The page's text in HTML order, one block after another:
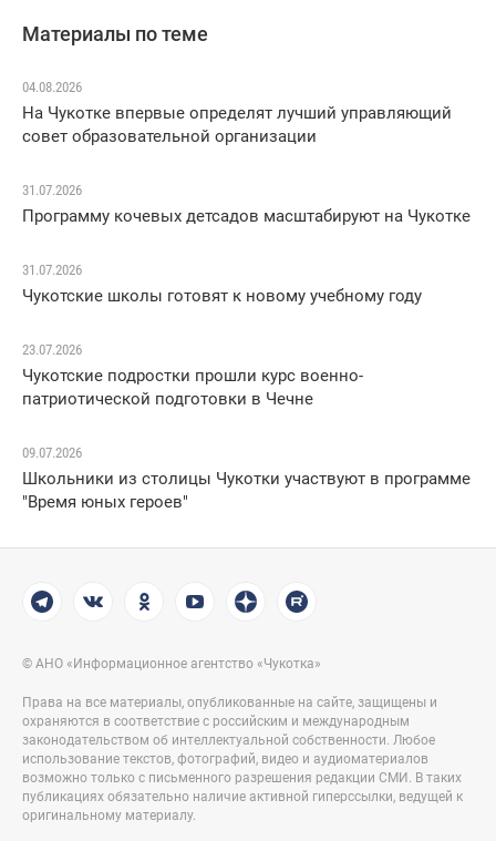
Материалы по теме
04.08.2026
На Чукотке впервые определят лучший управляющий
совет образовательной организации
31.07.2026
Программу кочевых детсадов масштабируют на Чукотке
31.07.2026
Чукотские школы готовят к новому учебному году
23.07.2026
Чукотские подростки прошли курс военно-
патриотической подготовки в Чечне
09.07.2026
Школьники из столицы Чукотки участвуют в программе
"Время юных героев"
© АНО «Информационное агентство «Чукотка»
Права на все материалы, опубликованные на сайте, защищены и
охраняются в соответствие с российским и международным
законодательством об интеллектуальной собственности. Любое
использование текстов, фотографий, видео и аудиоматериалов
возможно только с письменного разрешения редакции СМИ. В таких
публикациях обязательно наличие активной гиперссылки, ведущей к
оригинальному материалу.